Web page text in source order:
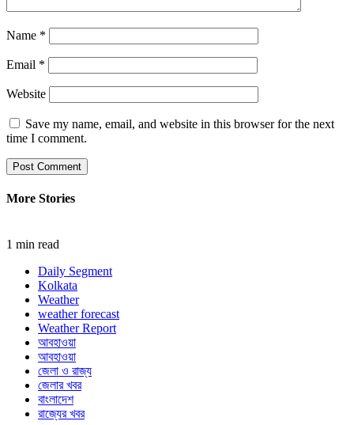
Name *
Email *
Website
Save my name, email, and website in this browser for the next
time I comment.
More Stories
1 min read
Daily Segment
Kolkata
Weather
weather forecast
Weather Report
আবহাওয়া
আবহাওয়া
জেলা ও রাজ্য
জেলার খবর
বাংলাদেশ
রাজ্যের খবর